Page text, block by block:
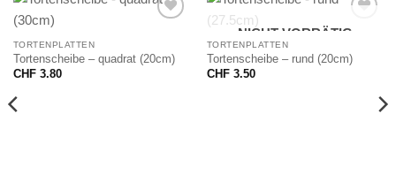
TORTENPLATTEN
Tortenscheibe – quadrat (20cm)
CHF3.80
NICHT VORRÄTIG
TORTENPLATTEN
Tortenscheibe – rund (20cm)
CHF3.50